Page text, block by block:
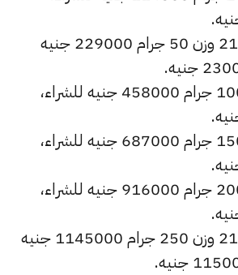
أسعار الذهب عيار 21 وزن 50 جرام 229000 جنيه
سعر عيار 21 وزن 100 جرام 458000 جنيه للشراء،
سعر عيار 21 وزن 150 جرام 687000 جنيه للشراء،
سعر عيار 21 وزن 200 جرام 916000 جنيه للشراء،
أسعار الذهب عيار 21 وزن 250 جرام 1145000 جنيه